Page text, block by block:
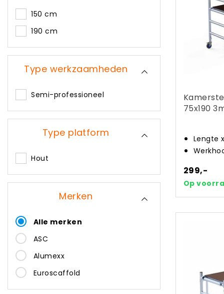
150 cm
190 cm
Type werkzaamheden
Semi-professioneel
Type platform
Hout
Merken
Alle merken
ASC
Alumexx
Euroscaffold
75x190
Lengte
299,-
Op